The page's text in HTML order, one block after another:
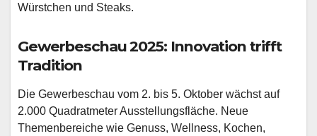
Würstchen und Steaks.
Gewerbeschau 2025: Innovation trifft
Tradition
Die Gewerbeschau vom 2. bis 5. Oktober wächst auf
2.000 Quadratmeter Ausstellungsfläche. Neue
Themenbereiche wie Genuss, Wellness, Kochen,